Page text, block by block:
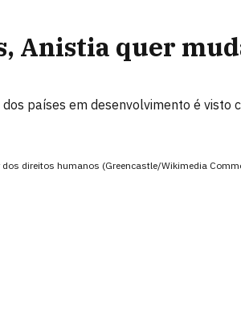
Anistia quer
países em desenvolvimento é visto
direitos humanos (Greencastle/Wikimedia